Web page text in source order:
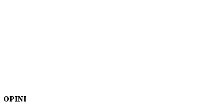
OPINI